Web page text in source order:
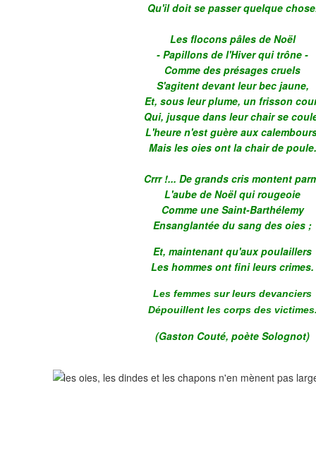
Qu'il doit se passer quelque
Les flocons pâles de Noël
- Papillons de l'Hiver qui trône -
Comme des présages cruels
S'agitent devant leur bec jaune,
Et, sous leur plume, un frisson
Qui, jusque dans leur chair se
L'heure n'est guère aux
Mais les oies ont la chair de poule.
Crrr !... De grands cris montent
L'aube de Noël qui rougeoie
Comme une Saint-Barthélemy
Ensanglantée du sang des oies ;
Et, maintenant qu'aux poulaillers
Les hommes ont fini leurs crimes.
Les femmes sur leurs devanciers
Dépouillent les corps des
(Gaston Couté, poète Solognot)